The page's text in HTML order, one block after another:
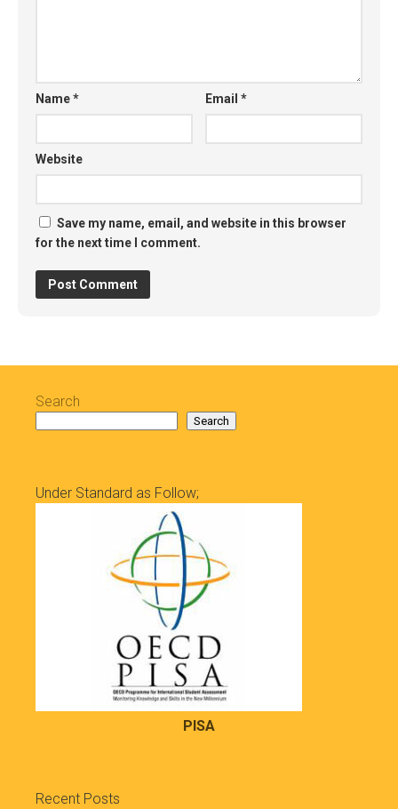
Name* Email*
Website
Save my name, email, and website in this browser
for the next time I comment.
Search
Search
Under Standard as Follow;
PISA
Recent Posts